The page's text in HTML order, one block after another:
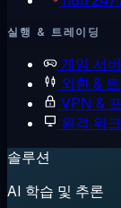
실행 & 트레이딩
게임 서버
외환 &
VPN &
원격 워
솔루션
AI 학습 및 추론